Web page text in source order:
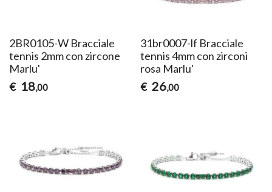
2BR0105-W Bracciale
tennis 2mm con zircone
Marlu'
€ 18,00
31br0007-lf Bracciale
tennis 4mm con zirconi
rosa Marlu'
€ 26,00